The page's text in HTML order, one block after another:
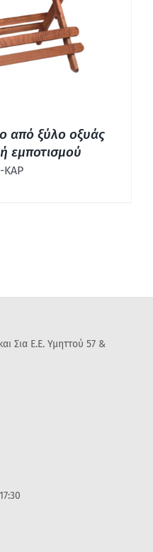
από ξύλο οξυάς
εμποτισμού
ΚΑΡ
Σια Ε.Ε. Υμηττού 57 &